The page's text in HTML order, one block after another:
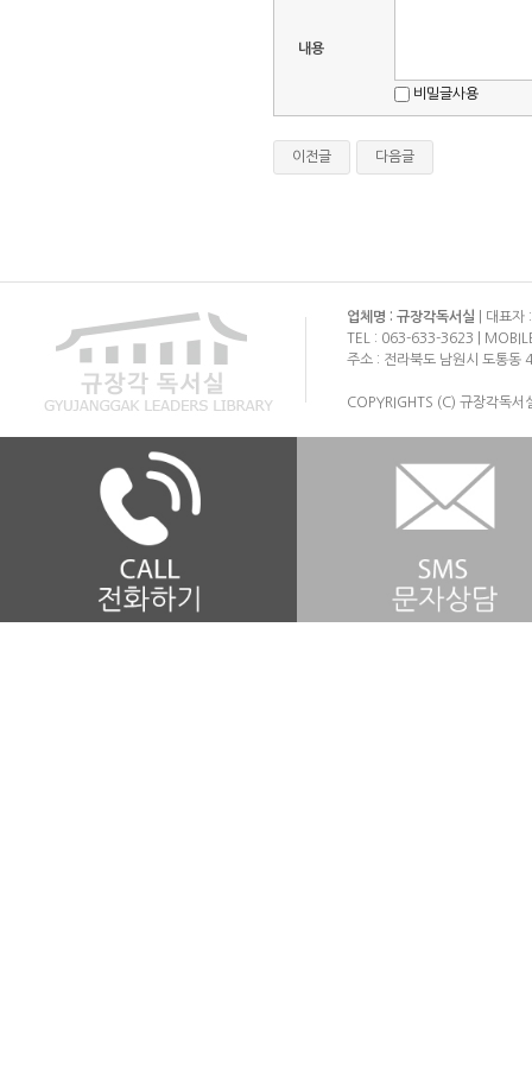
내용
비밀글사용
이전글 다음글
업체명 : 규장각독서실 | 대표
TEL : 063-633-3623 |
주소 : 전라북도 남원시 도통동
COPYRIGHTS (C) 규장각독서